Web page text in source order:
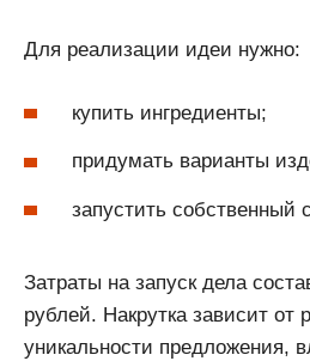
Для реализации идеи нужно:
купить ингредиенты;
придумать варианты
запустить собственный
Затраты на запуск дела
рублей. Накрутка зависит от
уникальности предложения,